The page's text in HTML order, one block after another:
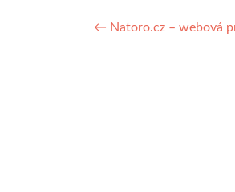
Navigace pro
← Natoro.cz – webová